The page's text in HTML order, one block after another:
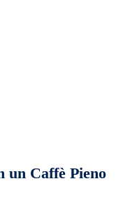
un Caffè Pieno